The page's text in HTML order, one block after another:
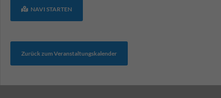
NAVI STARTEN
Zurück zum Veranstaltungskalender